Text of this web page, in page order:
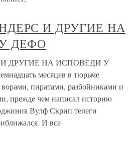
И ДРУГИЕ НА
ДЕФО
ДРУГИЕ НА ИСПОВЕДИ У
месяцев в тюрьме
пиратами, разбойниками и
прежде чем написал историю
Вулф Скрип телеги
И все